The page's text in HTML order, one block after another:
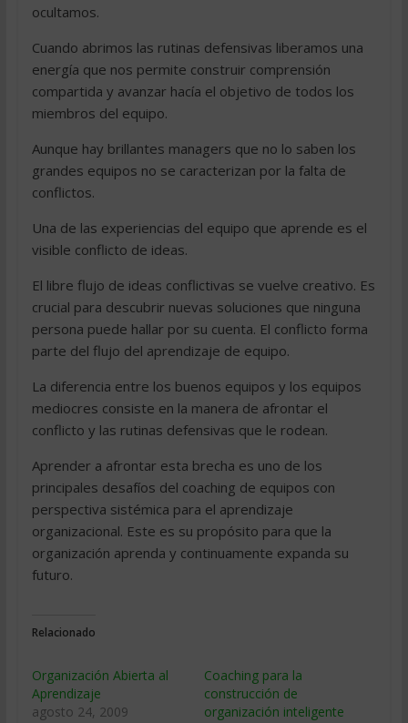
ocultamos.
Cuando abrimos las rutinas defensivas liberamos una
energía que nos permite construir comprensión
compartida y avanzar hacía el objetivo de todos los
miembros del equipo.
Aunque hay brillantes managers que no lo saben los
grandes equipos no se caracterizan por la falta de
conflictos.
Una de las experiencias del equipo que aprende es el
visible conflicto de ideas.
El libre flujo de ideas conflictivas se vuelve creativo. Es
crucial para descubrir nuevas soluciones que ninguna
persona puede hallar por su cuenta. El conflicto forma
parte del flujo del aprendizaje de equipo.
La diferencia entre los buenos equipos y los equipos
mediocres consiste en la manera de afrontar el
conflicto y las rutinas defensivas que le rodean.
Aprender a afrontar esta brecha es uno de los
principales desafíos del coaching de equipos con
perspectiva sistémica para el aprendizaje
organizacional. Este es su propósito para que la
organización aprenda y continuamente expanda su
futuro.
Relacionado
Organización Abierta al
Aprendizaje
agosto 24, 2009
Coaching para la
construcción de
organización inteligente